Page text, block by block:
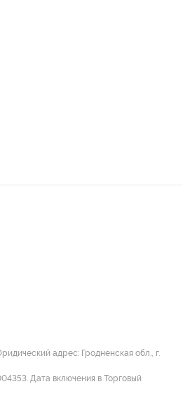
адрес: Гродненская обл., г.
Дата включения в Торговый